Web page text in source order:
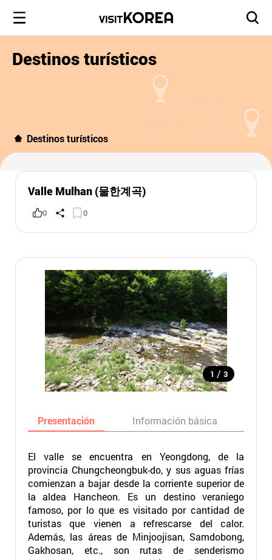
Destinos turísticos
Destinos turísticos
Valle Mulhan (물한계곡)
0 0
1 / 3
Presentación Información básica
El valle se encuentra en Yeongdong, de la
provincia Chungcheongbuk-do, y sus aguas frías
comienzan a bajar desde la corriente superior de
la aldea Hancheon. Es un destino veraniego
famoso, por lo que es visitado por cantidad de
turistas que vienen a refrescarse del calor.
Además, las áreas de Minjoojisan, Samdobong,
Gakhosan, etc., son rutas de senderismo